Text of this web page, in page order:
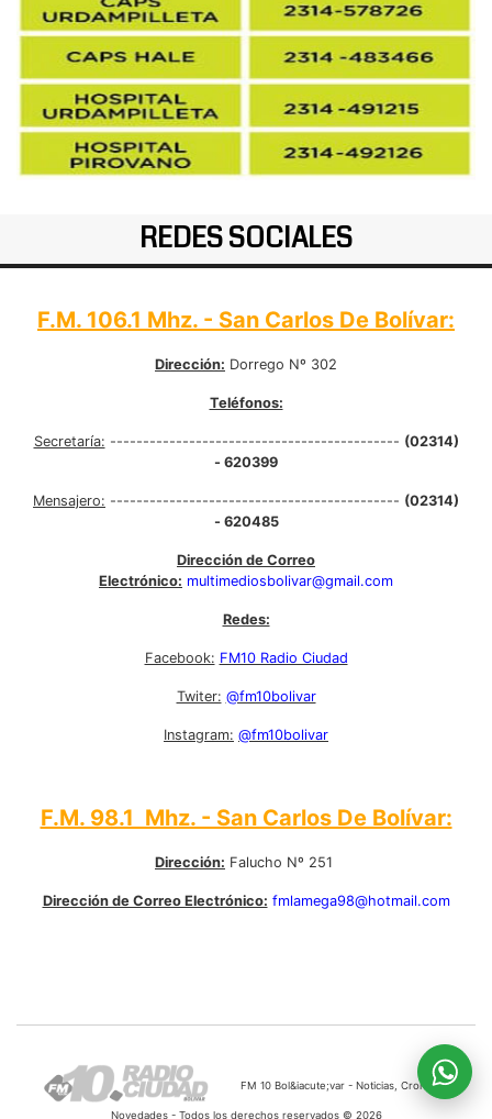
REDES SOCIALES
F.M. 106.1 Mhz. - San Carlos De Bolívar:
Dirección: Dorrego Nº 302
Teléfonos:
Secretaría: -------------------------------------------- (02314)
- 620399
Mensajero: -------------------------------------------- (02314)
- 620485
Dirección de Correo
Electrónico: multimediosbolivar@gmail.com
Redes:
Facebook: FM10 Radio Ciudad
Twiter: @fm10bolivar
Instagram: @fm10bolivar
F.M. 98.1 Mhz. - San Carlos De Bolívar:
Dirección: Falucho Nº 251
Dirección de Correo Electrónico: fmlamega98@hotmail.com
FM 10 Bol&iacute;var - Noticias, Cronicas,
Novedades - Todos los derechos reservados © 2026